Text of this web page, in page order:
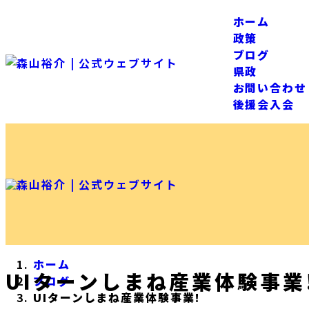
ホーム
政策
ブログ
県政
お問い合わせ
後援会入会
ホーム
ブログ
UIターンしまね産業体験事業!
UIターンしまね産業体験事